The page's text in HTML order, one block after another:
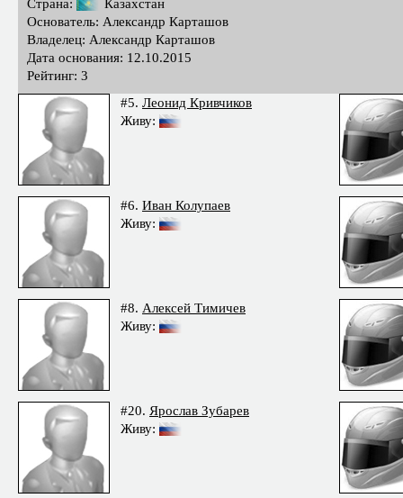
Страна:
Казахстан
Основатель: Александр Карташов
Владелец: Александр Карташов
Дата основания: 12.10.2015
Рейтинг: 3
#5. Леонид Кривчиков
Живу:
#6. Иван Колупаев
Живу:
#8. Алексей Тимичев
Живу:
#20. Ярослав Зубарев
Живу: